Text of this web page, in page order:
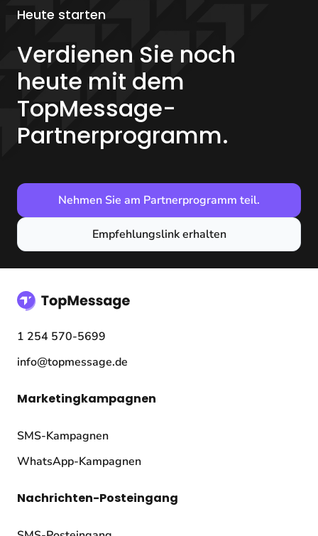
Heute starten
Verdienen Sie noch
heute mit dem
TopMessage-
Partnerprogramm.
Nehmen Sie am Partnerprogramm teil.
Empfehlungslink erhalten
1 254 570-5699
info@topmessage.de
Marketingkampagnen
SMS-Kampagnen
WhatsApp-Kampagnen
Nachrichten-Posteingang